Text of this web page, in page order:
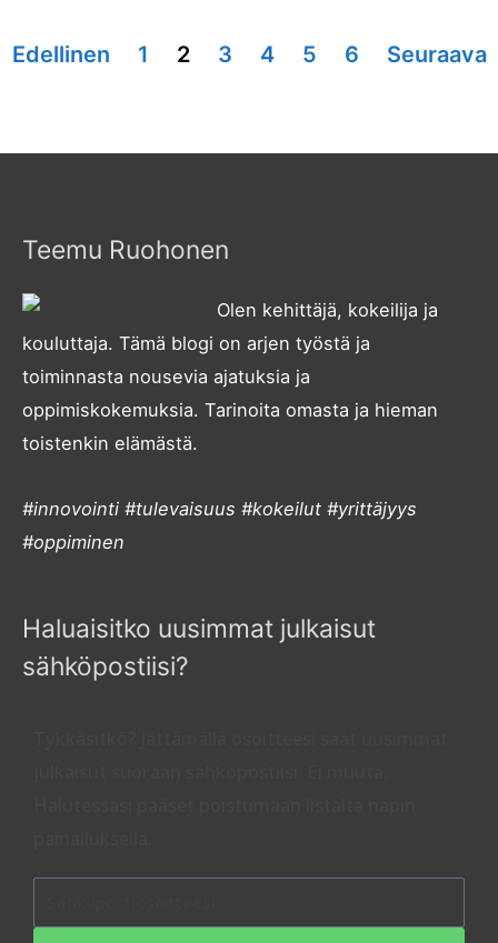
Edellinen 1 2 3 4 5 6 Seuraava
Teemu Ruohonen
Olen kehittäjä, kokeilija ja
kouluttaja. Tämä blogi on arjen työstä ja
toiminnasta nousevia ajatuksia ja
oppimiskokemuksia. Tarinoita omasta ja hieman
toistenkin elämästä.
#innovointi #tulevaisuus #kokeilut #yrittäjyys
#oppiminen
Haluaisitko uusimmat julkaisut
sähköpostiisi?